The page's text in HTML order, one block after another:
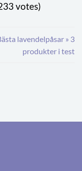
votes)
lavendelpåsar » 3
produkter i test